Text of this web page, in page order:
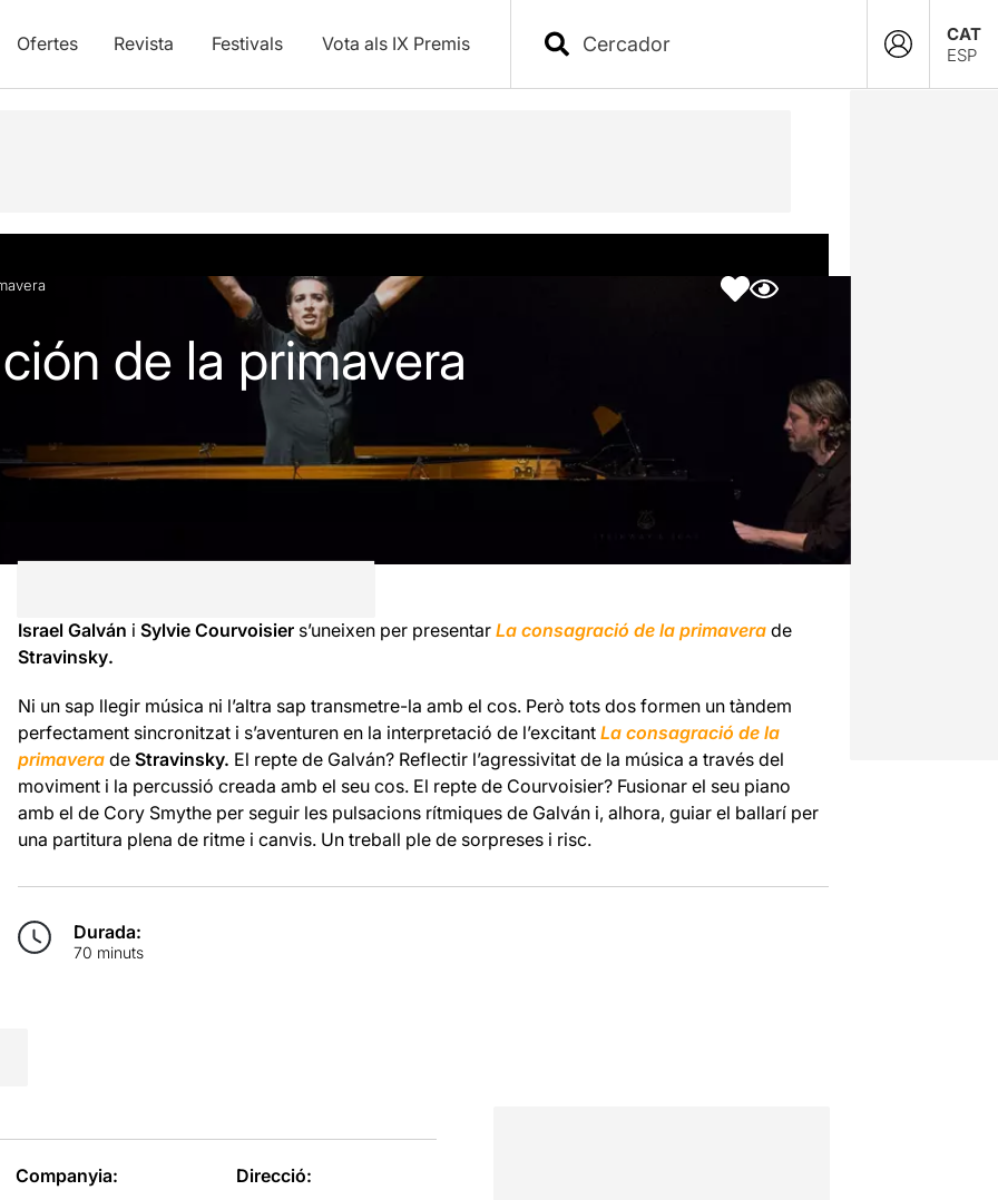
Ofertes Revista Festivals Vota als IX Premis
CAT
ESP
de la primavera
Israel Galván i Sylvie Courvoisiers’uneixen per presentar La consagració de la primaverade
Stravinsky.
Ni un sap llegir música ni l’altra sap transmetre-la amb el cos. Però tots dos formen un tàndem
perfectament sincronitzat i s’aventuren en la interpretació de l’excitant La consagració de la
primaverade Stravinsky. El repte de Galván? Reflectir l’agressivitat de la música a través del
moviment i la percussió creada amb el seu cos. El repte de Courvoisier? Fusionar el seu piano
amb el de Cory Smytheper seguir les pulsacions rítmiques de Galván i, alhora, guiar el ballarí per
una partitura plena de ritme i canvis. Un treball ple de sorpreses i risc.
Durada:
70 minuts
Companyia:
Direcció: